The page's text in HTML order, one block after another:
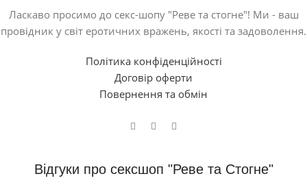
Ласкаво просимо до секс-шопу "Реве та стогне"! Ми - ваш
провідник у світ еротичних вражень, якості та задоволення.
Політика конфіденційності
Договір оферти
Повернення та обмін
Відгуки про сексшоп "Реве та Стогне"